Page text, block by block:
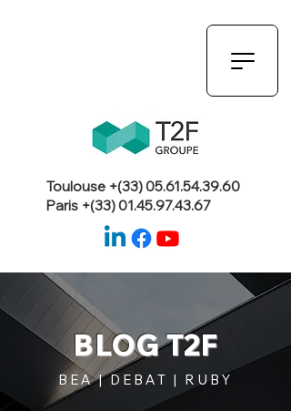
Toulouse +(33)05.61.54.39.60
Paris +(33)01.45.97.43.67
BLOG T2F
BEA | DEBAT | RUBY